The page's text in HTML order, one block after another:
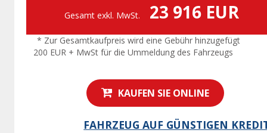
Gesamt exkl. MwSt. 23 916 EUR
* Zur Gesamtkaufpreis wird eine Gebühr hinzugefügt
200 EUR + MwSt für die Ummeldung des Fahrzeugs
KAUFEN SIE ONLINE
FAHRZEUG AUF GÜNSTIGEN